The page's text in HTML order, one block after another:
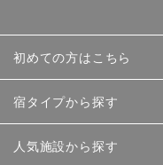
初めての方はこちら
宿タイプから探す
人気施設から探す